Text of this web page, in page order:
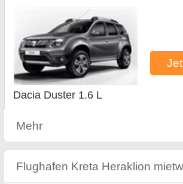
Dacia Duster 1.6 L
Mehr
Flughafen Kreta Heraklion